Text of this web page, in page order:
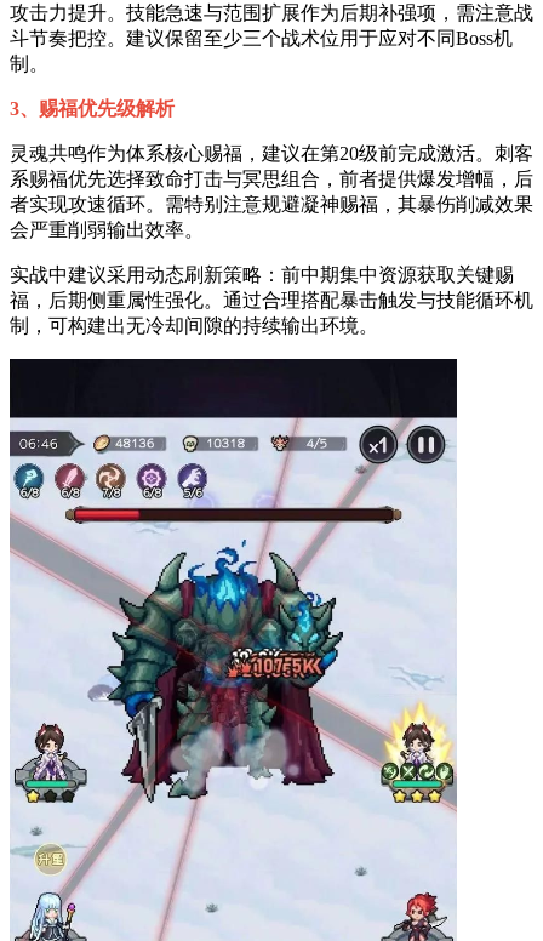
攻击力提升。技能急速与范围扩展作为后期补强项，需注意战
斗节奏把控。建议保留至少三个战术位用于应对不同Boss机
制。
3、赐福优先级解析
灵魂共鸣作为体系核心赐福，建议在第20级前完成激活。刺客
系赐福优先选择致命打击与冥思组合，前者提供爆发增幅，后
者实现攻速循环。需特别注意规避凝神赐福，其暴伤削减效果
会严重削弱输出效率。
实战中建议采用动态刷新策略：前中期集中资源获取关键赐
福，后期侧重属性强化。通过合理搭配暴击触发与技能循环机
制，可构建出无冷却间隙的持续输出环境。